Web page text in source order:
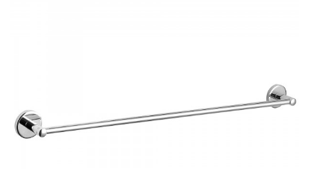
P ocio: 55,70€
PrecioHabitual: 92,03€
P